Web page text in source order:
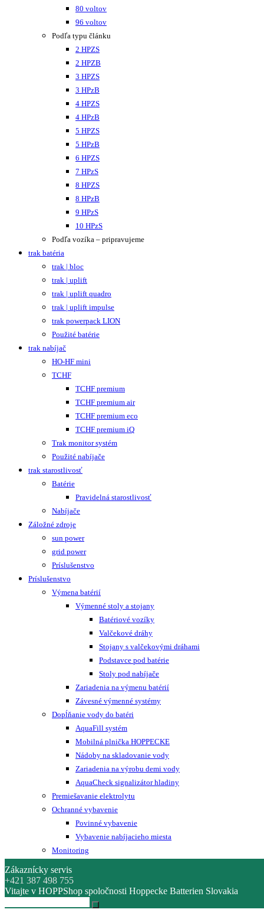
80 voltov
96 voltov
Podľa typu článku
2 HPZS
2 HPZB
3 HPZS
3 HPzB
4 HPZS
4 HPzB
5 HPZS
5 HPzB
6 HPZS
7 HPzS
8 HPZS
8 HPzB
9 HPzS
10 HPzS
Podľa vozíka – pripravujeme
trak batéria
trak | bloc
trak | uplift
trak | uplift quadro
trak | uplift impulse
trak powerpack LION
Použité batérie
trak nabíjač
HO-HF mini
TCHF
TCHF premium
TCHF premium air
TCHF premium eco
TCHF premium iQ
Trak monitor systém
Použité nabíjače
trak starostlivosť
Batérie
Pravidelná starostlivosť
Nabíjače
Záložné zdroje
sun power
grid power
Príslušenstvo
Príslušenstvo
Výmena batérií
Výmenné stoly a stojany
Batériové vozíky
Valčekové dráhy
Stojany s valčekovými dráhami
Podstavce pod batérie
Stoly pod nabíjače
Zariadenia na výmenu batérií
Závesné výmenné systémy
Dopĺňanie vody do batéri
AquaFill systém
Mobilná plnička HOPPECKE
Nádoby na skladovanie vody
Zariadenia na výrobu demi vody
AquaCheck signalizátor hladiny
Premiešavanie elektrolytu
Ochranné vybavenie
Povinné vybavenie
Vybavenie nabíjacieho miesta
Monitoring
Zákaznícky servis
+421 387 498 755
Vitajte v HOPPShop spoločnosti Hoppecke Batterien Slovakia